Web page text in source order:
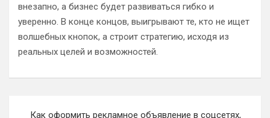
внезапно, а бизнес будет развиваться гибко и
уверенно. В конце концов, выигрывают те, кто не ищет
волшебных кнопок, а строит стратегию, исходя из
реальных целей и возможностей.
Как оформить рекламное объявление в соцсетях,